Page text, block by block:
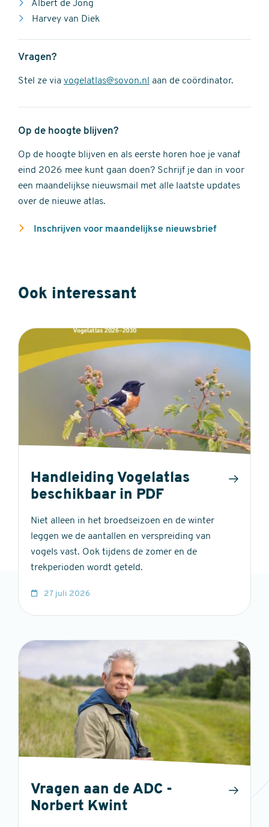
Albert de Jong
Harvey van Diek
Vragen?
Stel ze via vogelatlas@sovon.nl aan de coördinator.
Op de hoogte blijven?
Op de hoogte blijven en als eerste horen hoe je vanaf
eind 2026 mee kunt gaan doen? Schrijf je dan in voor
een maandelijkse nieuwsmail met alle laatste updates
over de nieuwe atlas.
Inschrijven voor maandelijkse nieuwsbrief
Ook interessant
Handleiding Vogelatlas
beschikbaar in PDF
Niet alleen in het broedseizoen en de winter
leggen we de aantallen en verspreiding van
vogels vast. Ook tijdens de zomer en de
trekperioden wordt geteld.
27 juli 2026
Vragen aan de ADC -
Norbert Kwint